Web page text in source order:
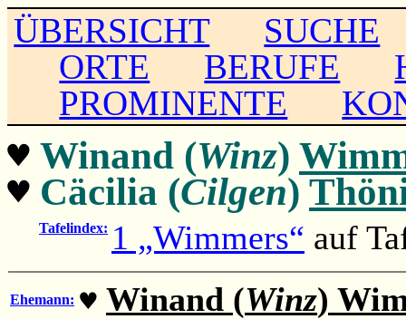
ÜBERSICHT
SUCHE
ORTE
BERUFE
PROMINENTE
♥ Winand (Winz)
♥ Cäcilia (Cilgen)
Tafelindex: 1 „Wimmers“ auf
Ehemann: ♥ Winand (Winz)